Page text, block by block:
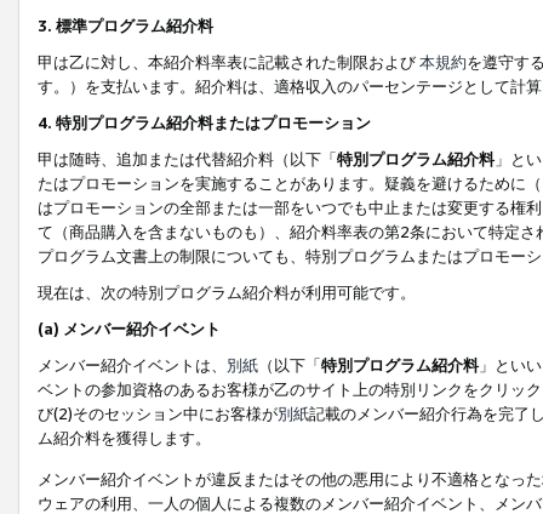
3. 標準プログラム紹介料
甲は乙に対し、本紹介料率表に記載された制限および本規約を遵守す
す。）を支払います。紹介料は、適格収入のパーセンテージとして計
4. 特別プログラム紹介料またはプロモーション
甲は随時、追加または代替紹介料（以下「特別プログラム紹介料」と
たはプロモーションを実施することがあります。疑義を避けるために
はプロモーションの全部または一部をいつでも中止または変更する権
て（商品購入を含まないものも）、紹介料率表の第2条において特定
プログラム文書上の制限についても、特別プログラムまたはプロモー
現在は、次の特別プログラム紹介料が利用可能です。
(a) メンバー紹介イベント
メンバー紹介イベントは、 別紙 （以下「特別プログラム紹介料」とい
ベントの参加資格のあるお客様が乙のサイト上の特別リンクをクリッ
び(2)そのセッション中にお客様が別紙記載のメンバー紹介行為を完了
ム紹介料を獲得します。
メンバー紹介イベントが違反またはその他の悪用により不適格となっ
ウェアの利用、一人の個人による複数のメンバー紹介イベント、メン